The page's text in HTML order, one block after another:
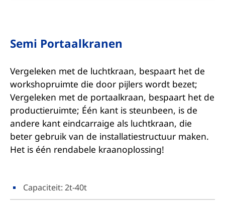
Semi Portaalkranen
Vergeleken met de luchtkraan, bespaart het de
workshopruimte die door pijlers wordt bezet;
Vergeleken met de portaalkraan, bespaart het de
productieruimte; Één kant is steunbeen, is de
andere kant eindcarraige als luchtkraan, die
beter gebruik van de installatiestructuur maken.
Het is één rendabele kraanoplossing!
Capaciteit: 2t-40t